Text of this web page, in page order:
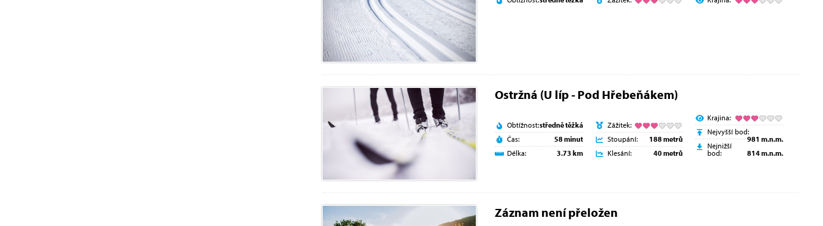
Ostržná (U líp - Pod Hřebeňákem)
Obtížnost:středně těžká
Čas:
58 minut
Délka:
3.73 km
Zážitek:
Stoupání:
188 metrů
Klesání:
40 metrů
Krajina:
Nejvyšší bod:
981 m.n.m.
Nejnižší
bod:
814 m.n.m.
Záznam není přeložen